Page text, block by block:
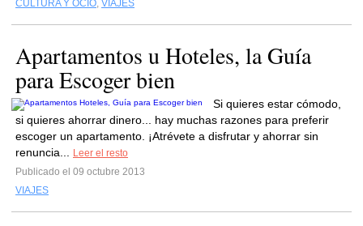
CULTURA Y OCIO, VIAJES
Apartamentos u Hoteles, la Guía
para Escoger bien
Si quieres estar cómodo,
si quieres ahorrar dinero... hay muchas razones para preferir
escoger un apartamento. ¡Atrévete a disfrutar y ahorrar sin
renuncia...
Leer el resto
Publicado el 09 octubre 2013
VIAJES